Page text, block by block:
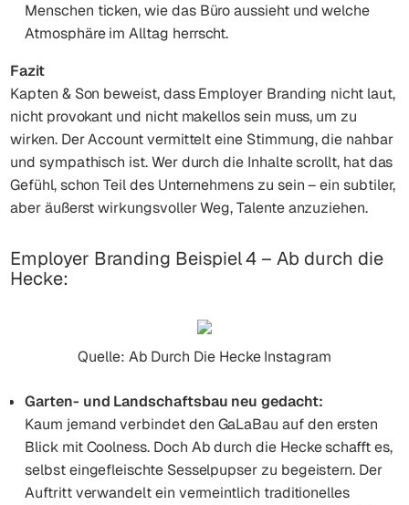
Menschen ticken, wie das Büro aussieht und welche
Atmosphäre im Alltag herrscht.
Fazit
Kapten & Son beweist, dass Employer Branding nicht laut,
nicht provokant und nicht makellos sein muss, um zu
wirken. Der Account vermittelt eine Stimmung, die nahbar
und sympathisch ist. Wer durch die Inhalte scrollt, hat das
Gefühl, schon Teil des Unternehmens zu sein – ein subtiler,
aber äußerst wirkungsvoller Weg, Talente anzuziehen.
Employer Branding Beispiel 4 – Ab durch die
Hecke:
Quelle: Ab Durch Die Hecke Instagram
Garten- und Landschaftsbau neu gedacht:
Kaum jemand verbindet den GaLaBau auf den ersten
Blick mit Coolness. Doch Ab durch die Hecke schafft es,
selbst eingefleischte Sesselpupser zu begeistern. Der
Auftritt verwandelt ein vermeintlich traditionelles